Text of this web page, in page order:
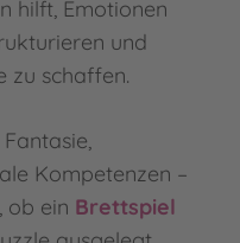
hilft, Emotionen
und
zu schaffen.
Kompetenzen –
ob ein Brettspiel